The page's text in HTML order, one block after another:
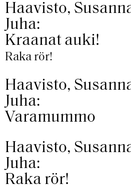
Haavisto,
Juha:
Kraanat auki!
Raka rör!
Haavisto,
Juha:
Varamummo
Haavisto,
Juha:
Raka rör!